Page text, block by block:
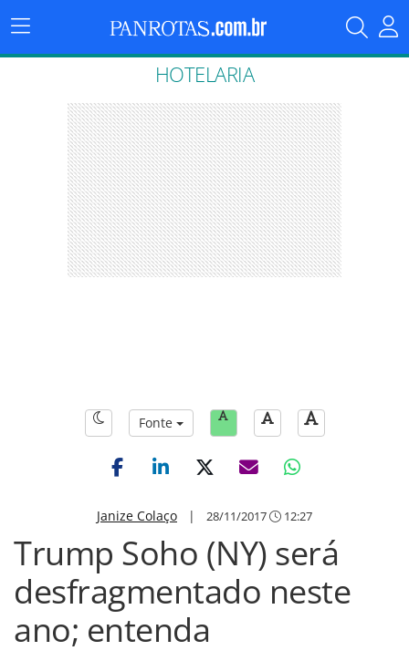
Menu
Principal
HOTELARIA
Fonte
Janize Colaço | 28/11/2017 12:27
Trump Soho (NY) será
desfragmentado neste
ano; entenda